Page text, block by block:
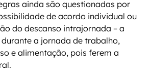
ainda são questionadas por
de acordo individual ou
do descanso intrajornada – a
a jornada de trabalho,
e alimentação, pois ferem a